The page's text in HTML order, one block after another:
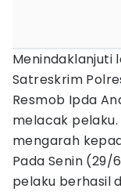
Menindaklanjuti
Satreskrim
Resmob Ipda
melacak
mengarah
Pada Senin (29/
pelaku berhasil